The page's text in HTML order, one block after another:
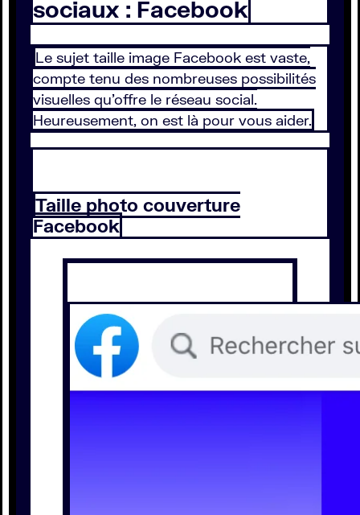
sociaux : Facebook
Le sujet taille image Facebook est vaste,
compte tenu des nombreuses possibilités
visuelles qu’offre le réseau social.
Heureusement, on est là pour vous aider.
Taille photo couverture
Facebook